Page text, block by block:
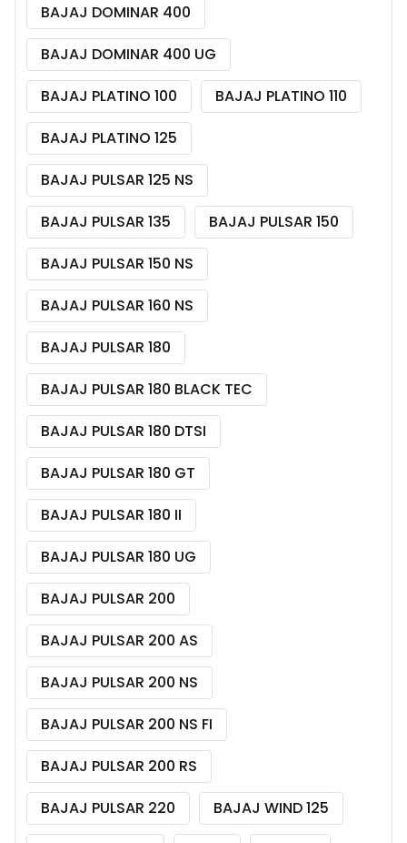
BAJAJ DOMINAR 400
BAJAJ DOMINAR 400 UG
BAJAJ PLATINO 100
BAJAJ PLATINO 110
BAJAJ PLATINO 125
BAJAJ PULSAR 125 NS
BAJAJ PULSAR 135
BAJAJ PULSAR 150
BAJAJ PULSAR 150 NS
BAJAJ PULSAR 160 NS
BAJAJ PULSAR 180
BAJAJ PULSAR 180 BLACK TEC
BAJAJ PULSAR 180 DTSI
BAJAJ PULSAR 180 GT
BAJAJ PULSAR 180 II
BAJAJ PULSAR 180 UG
BAJAJ PULSAR 200
BAJAJ PULSAR 200 AS
BAJAJ PULSAR 200 NS
BAJAJ PULSAR 200 NS FI
BAJAJ PULSAR 200 RS
BAJAJ PULSAR 220
BAJAJ WIND 125